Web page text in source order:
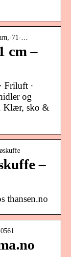
71-…
cm –
Friluft ·
og
Klær, sko &
–
thansen.no